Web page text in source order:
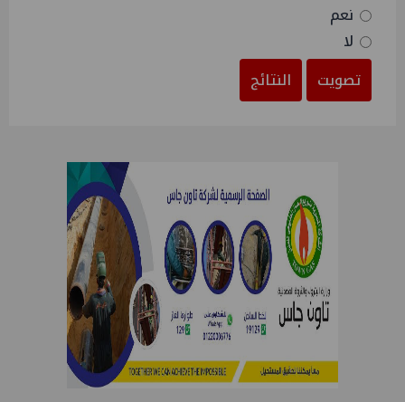
نعم
لا
تصويت
النتائج